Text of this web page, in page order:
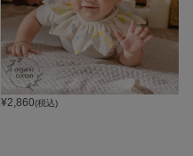
¥2,860(税込)